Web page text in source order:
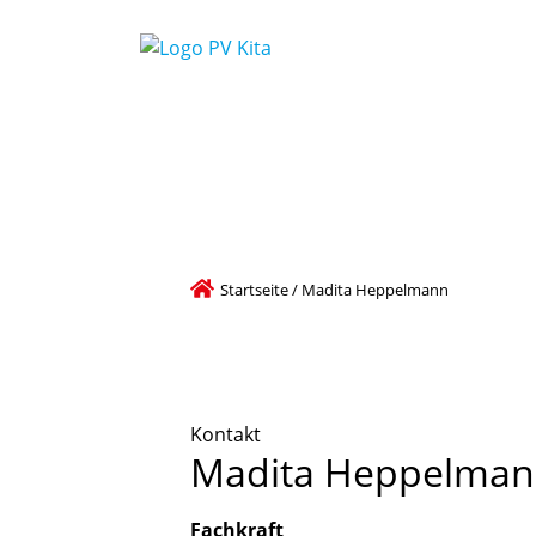
Startseite/ Madita Heppelmann
Kontakt
Madita
Fachkraft